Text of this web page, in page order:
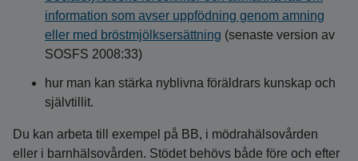
information som avser uppfödning genom amning
eller med bröstmjölksersättning (senaste version av
SOSFS 2008:33)
hur man kan stärka nyblivna föräldrars kunskap och
självtillit.
Du kan arbeta till exempel på BB, i mödrahälsovården
eller i barnhälsovården. Stödet behövs både före och efter